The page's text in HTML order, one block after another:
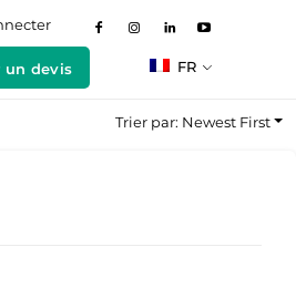
un devis FR
Trier par: Newest First